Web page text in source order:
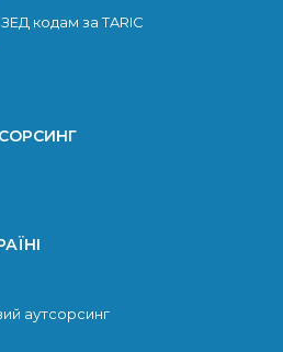
ЗЕД кодам за TARIC
аутсорсинг